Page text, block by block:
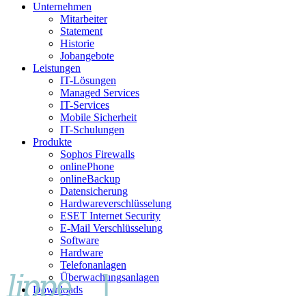
Unternehmen
Mitarbeiter
Statement
Historie
Jobangebote
Leistungen
IT-Lösungen
Managed Services
IT-Services
Mobile Sicherheit
IT-Schulungen
Produkte
Sophos Firewalls
onlinePhone
onlineBackup
Datensicherung
Hardwareverschlüsselung
ESET Internet Security
E-Mail Verschlüsselung
Software
Hardware
Telefonanlagen
Überwachungsanlagen
Downloads